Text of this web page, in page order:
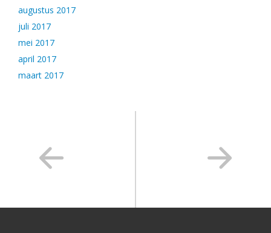
augustus 2017
juli 2017
mei 2017
april 2017
maart 2017